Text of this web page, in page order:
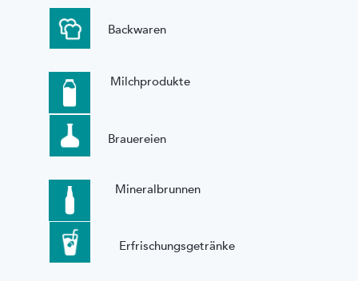
Backwaren
Milchprodukte
Brauereien
Mineralbrunnen
Erfrischungsgetränke